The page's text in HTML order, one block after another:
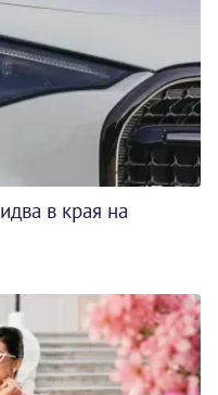
в края на